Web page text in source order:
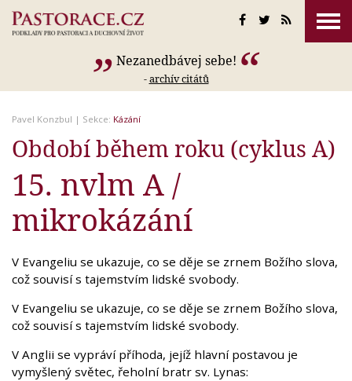
Nezanedbávej sebe!
-archív citátů
Pavel Konzbul | Sekce: Kázání
Období během roku (cyklus A)
15. nvlm A /
mikrokázání
V Evangeliu se ukazuje, co se děje se zrnem Božího slova,
což souvisí s tajemstvím lidské svobody.
V Evangeliu se ukazuje, co se děje se zrnem Božího slova,
což souvisí s tajemstvím lidské svobody.
V Anglii se vypráví příhoda, jejíž hlavní postavou je
vymyšlený světec, řeholní bratr sv. Lynas: